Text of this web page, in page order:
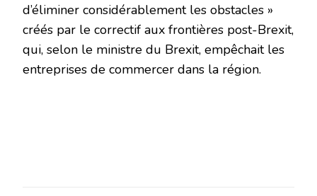
d’éliminer considérablement les obstacles »
créés par le correctif aux frontières post-Brexit,
qui, selon le ministre du Brexit, empêchait les
entreprises de commercer dans la région.